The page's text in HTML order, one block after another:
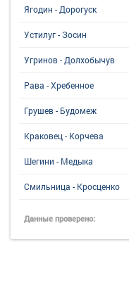
Ягодин - Дорогуск
Устилуг - Зосин
Угринов - Долхобычув
Рава - Хребенное
Грушев - Будомеж
Краковец - Корчева
Шегини - Медыка
Смильница - Кросценко
Данные проверено: